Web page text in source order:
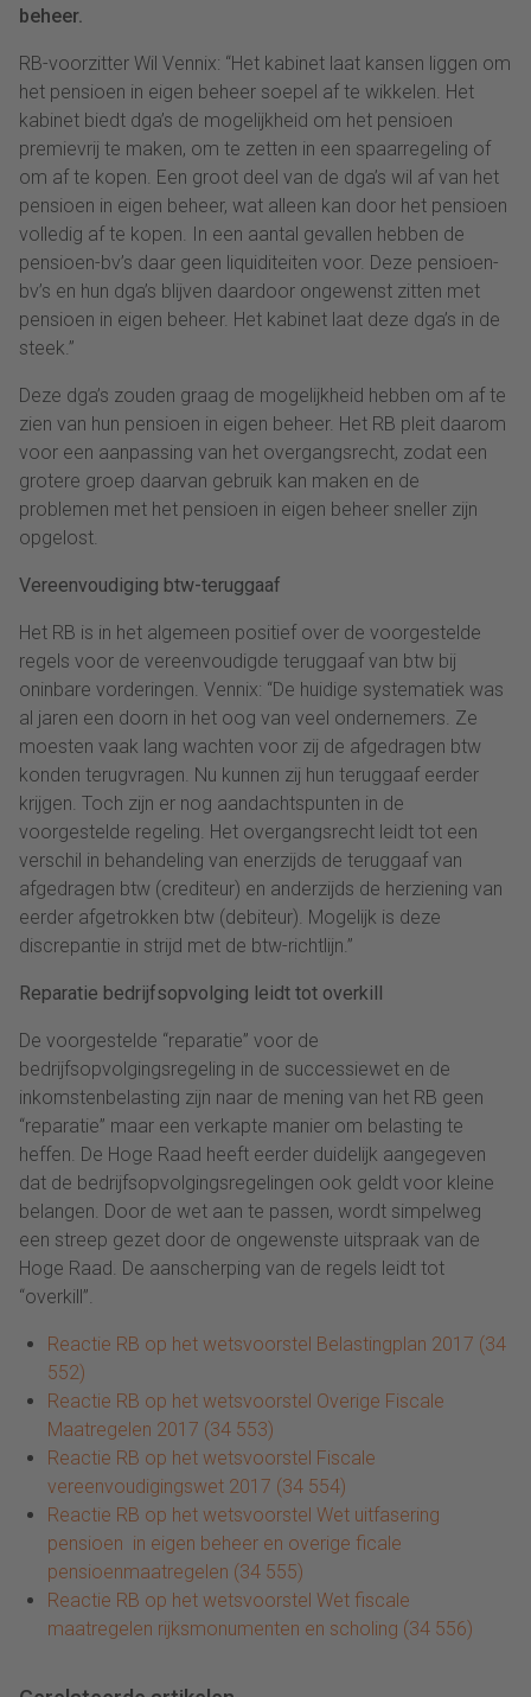
beheer.
RB-voorzitter Wil Vennix: “Het kabinet laat kansen liggen om
het pensioen in eigen beheer soepel af te wikkelen. Het
kabinet biedt dga’s de mogelijkheid om het pensioen
premievrij te maken, om te zetten in een spaarregeling of
om af te kopen. Een groot deel van de dga’s wil af van het
pensioen in eigen beheer, wat alleen kan door het pensioen
volledig af te kopen. In een aantal gevallen hebben de
pensioen-bv’s daar geen liquiditeiten voor. Deze pensioen-
bv’s en hun dga’s blijven daardoor ongewenst zitten met
pensioen in eigen beheer. Het kabinet laat deze dga’s in de
steek.”
Deze dga’s zouden graag de mogelijkheid hebben om af te
zien van hun pensioen in eigen beheer. Het RB pleit daarom
voor een aanpassing van het overgangsrecht, zodat een
grotere groep daarvan gebruik kan maken en de
problemen met het pensioen in eigen beheer sneller zijn
opgelost.
Vereenvoudiging btw-teruggaaf
Het RB is in het algemeen positief over de voorgestelde
regels voor de vereenvoudigde teruggaaf van btw bij
oninbare vorderingen. Vennix: “De huidige systematiek was
al jaren een doorn in het oog van veel ondernemers. Ze
moesten vaak lang wachten voor zij de afgedragen btw
konden terugvragen. Nu kunnen zij hun teruggaaf eerder
krijgen. Toch zijn er nog aandachtspunten in de
voorgestelde regeling. Het overgangsrecht leidt tot een
verschil in behandeling van enerzijds de teruggaaf van
afgedragen btw (crediteur) en anderzijds de herziening van
eerder afgetrokken btw (debiteur). Mogelijk is deze
discrepantie in strijd met de btw-richtlijn.”
Reparatie bedrijfsopvolging leidt tot overkill
De voorgestelde “reparatie” voor de
bedrijfsopvolgingsregeling in de successiewet en de
inkomstenbelasting zijn naar de mening van het RB geen
“reparatie” maar een verkapte manier om belasting te
heffen. De Hoge Raad heeft eerder duidelijk aangegeven
dat de bedrijfsopvolgingsregelingen ook geldt voor kleine
belangen. Door de wet aan te passen, wordt simpelweg
een streep gezet door de ongewenste uitspraak van de
Hoge Raad. De aanscherping van de regels leidt tot
“overkill”.
Reactie RB op het wetsvoorstel Belastingplan 2017 (34
552)
Reactie RB op het wetsvoorstel Overige Fiscale
Maatregelen 2017 (34 553)
Reactie RB op het wetsvoorstel Fiscale
vereenvoudigingswet 2017 (34 554)
Reactie RB op het wetsvoorstel Wet uitfasering
pensioen in eigen beheer en overige ficale
pensioenmaatregelen (34 555)
Reactie RB op het wetsvoorstel Wet fiscale
maatregelen rijksmonumenten en scholing (34 556)